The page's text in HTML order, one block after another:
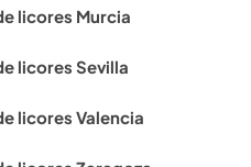
licores Murcia
licores Sevilla
licores Valencia